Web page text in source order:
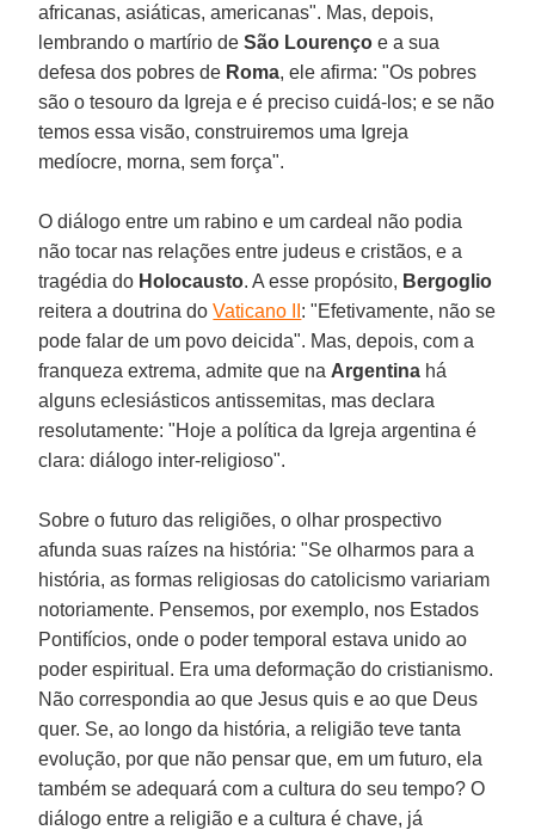
africanas, asiáticas, americanas". Mas, depois,
lembrando o martírio deSão Lourençoe a sua
defesa dos pobres de Roma, ele afirma: "Os pobres
são o tesouro da Igreja e é preciso cuidá-los; e se não
temos essa visão, construiremos uma Igreja
medíocre, morna, sem força".
O diálogo entre um rabino e um cardeal não podia
não tocar nas relações entre judeus e cristãos, e a
tragédia do Holocausto. A esse propósito, Bergoglio
reitera a doutrina doVaticano II : "Efetivamente, não se
pode falar de um povo deicida". Mas, depois, com a
franqueza extrema, admite que na Argentina há
alguns eclesiásticos antissemitas, mas declara
resolutamente: "Hoje a política da Igreja argentina é
clara: diálogo inter-religioso".
Sobre o futuro das religiões, o olhar prospectivo
afunda suas raízes na história: "Se olharmos para a
história, as formas religiosas do catolicismo variariam
notoriamente. Pensemos, por exemplo, nos Estados
Pontifícios, onde o poder temporal estava unido ao
poder espiritual. Era uma deformação do cristianismo.
Não correspondia ao que Jesus quis e ao que Deus
quer. Se, ao longo da história, a religião teve tanta
evolução, por que não pensar que, em um futuro, ela
também se adequará com a cultura do seu tempo? O
diálogo entre a religião e a cultura é chave, já